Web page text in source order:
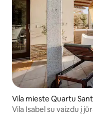
Vila mieste Quartu
Vila Isabel su vaizdu į